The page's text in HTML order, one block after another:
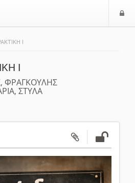
Ι
Ι
ΦΡΑΓΚΟΥΛΗΣ
ΣΤΥΛΑ